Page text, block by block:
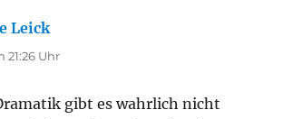
Leicksagt:
21:26 Uhr
gibt es wahrlich nicht